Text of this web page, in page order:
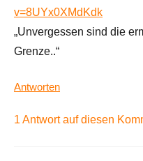
v=8UYx0XMdKdk
„Unvergessen sind die
Grenze..“
Antworten
1 Antwort auf diesen